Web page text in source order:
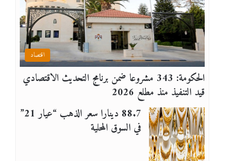
اقتصاد
الحكومة: 343 مشروعا ضمن برنامج التحديث الاقتصادي
قيد التنفيذ منذ مطلع 2026
88.7 دينارا سعر الذهب “عيار 21”
في السوق المحلية